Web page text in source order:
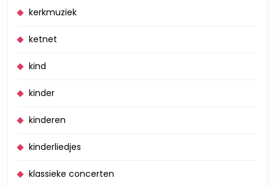
kerkmuziek
ketnet
kind
kinder
kinderen
kinderliedjes
klassieke concerten